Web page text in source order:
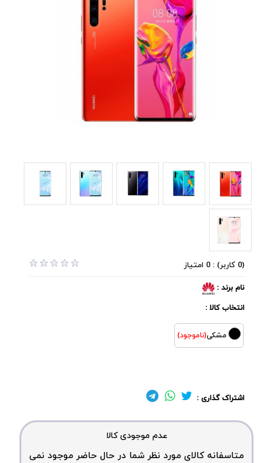
(0 کاربر) : 0 امتیاز
نام برند :
انتخاب کالا :
مشکی(ناموجود)
اشتراک گذاری :
عدم موجودی کالا
متاسفانه کالای مورد نظر شما در حال حاضر موجود نمی